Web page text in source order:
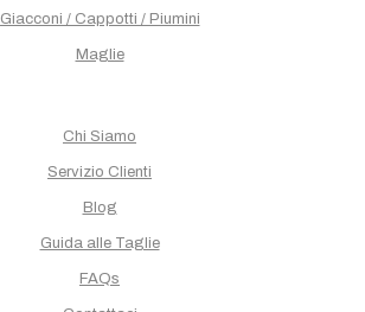
Giacconi / Cappotti / Piumini
Maglie
Chi Siamo
Servizio Clienti
Blog
Guida alle Taglie
FAQs